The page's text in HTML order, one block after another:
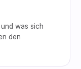
was sich
den